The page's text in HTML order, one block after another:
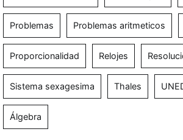
Problemas Problemas aritmeticos
Proporcionalidad Relojes
Sistema sexagesima Thales
Álgebra